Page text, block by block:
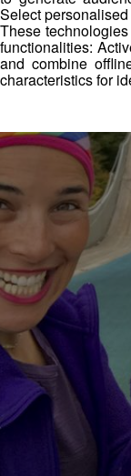
Select
These
functionalities:
and combine
characteristics for